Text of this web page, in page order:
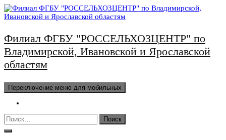
Перейти
к
Филиал ФГБУ "РОССЕЛЬХОЗЦЕНТР" по
Владимирской, Ивановской и Ярославской
областям
Переключение меню для мобильных
Найти: